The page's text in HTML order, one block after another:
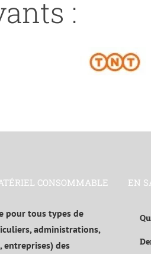
:
CONSOMMABLE
pour tous types de
administrations,
des
EN